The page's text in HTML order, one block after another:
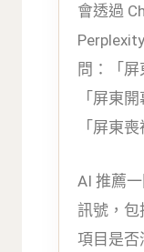
會透過
問：「屏
「屏東
「屏東
AI 推薦
訊號，包
項目是